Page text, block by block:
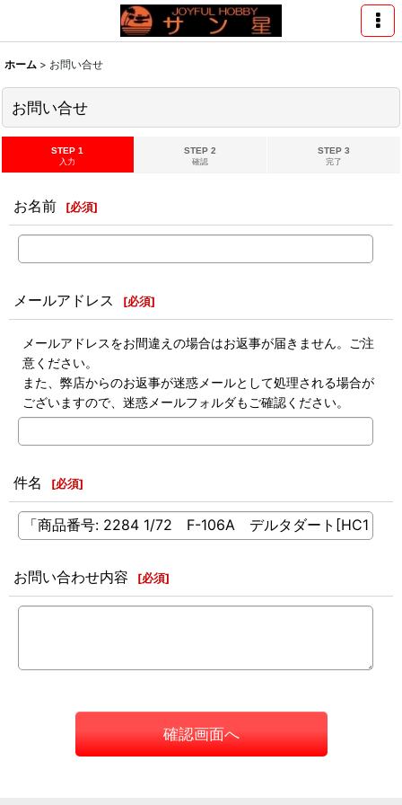
ホーム > お問い合せ
お問い合せ
STEP 1
入力
STEP 2
確認
STEP 3
完了
お名前 [必須]
メールアドレス [必須]
メールアドレスをお間違えの場合はお返事が届きません。ご注
意ください。
また、弊店からのお返事が迷惑メールとして処理される場合が
ございますので、迷惑メールフォルダもご確認ください。
件名 [必須]
お問い合わせ内容 [必須]
確認画面へ